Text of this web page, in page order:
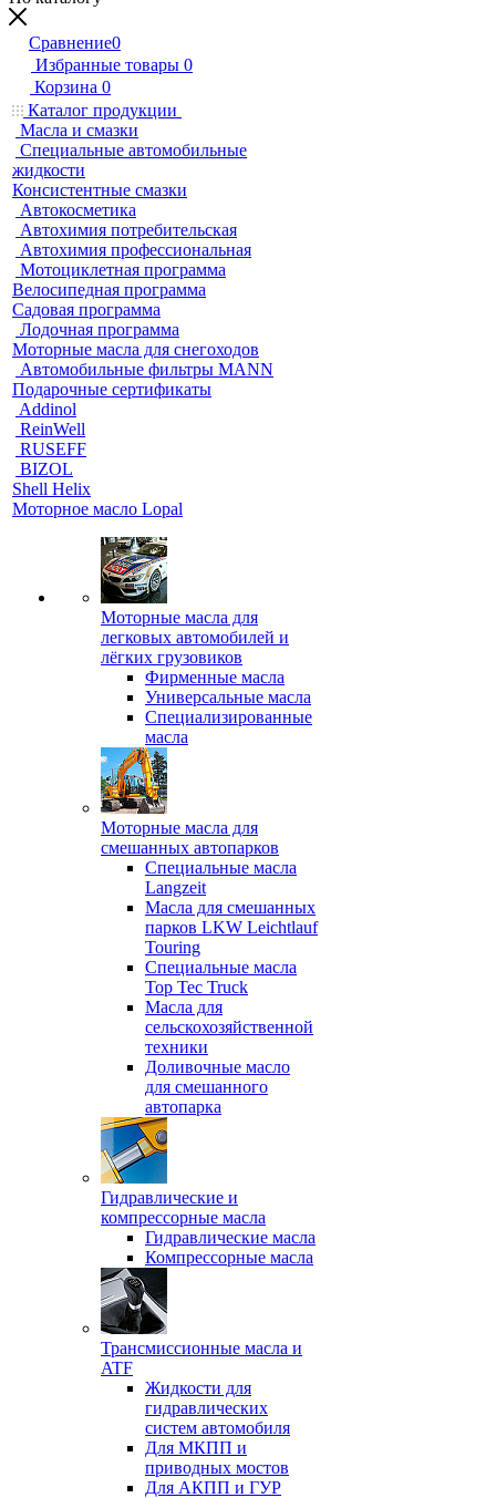
Сравнение0
Избранные товары 0
Корзина 0
Каталог продукции
Масла и смазки
Специальные автомобильные
жидкости
Консистентные смазки
Автокосметика
Автохимия потребительская
Автохимия профессиональная
Мотоциклетная программа
Велосипедная программа
Садовая программа
Лодочная программа
Моторные масла для снегоходов
Автомобильные фильтры MANN
Подарочные сертификаты
Addinol
ReinWell
RUSEFF
BIZOL
Shell Helix
Моторное масло Lopal
Моторные масла для
легковых автомобилей и
лёгких грузовиков
Фирменные масла
Универсальные масла
Специализированные
масла
Моторные масла для
смешанных автопарков
Специальные масла
Langzeit
Масла для смешанных
парков LKW Leichtlauf
Touring
Специальные масла
Top Tec Truck
Масла для
сельскохозяйственной
техники
Доливочные масло
для смешанного
автопарка
Гидравлические и
компрессорные масла
Гидравлические масла
Компрессорные масла
Трансмиссионные масла и
ATF
Жидкости для
гидравлических
систем автомобиля
Для МКПП и
приводных мостов
Для АКПП и ГУР